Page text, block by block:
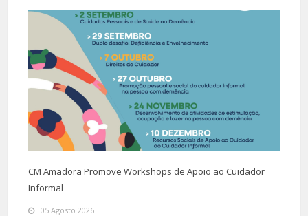
CM Amadora Promove Workshops de Apoio ao Cuidador
Informal
05 Agosto 2026